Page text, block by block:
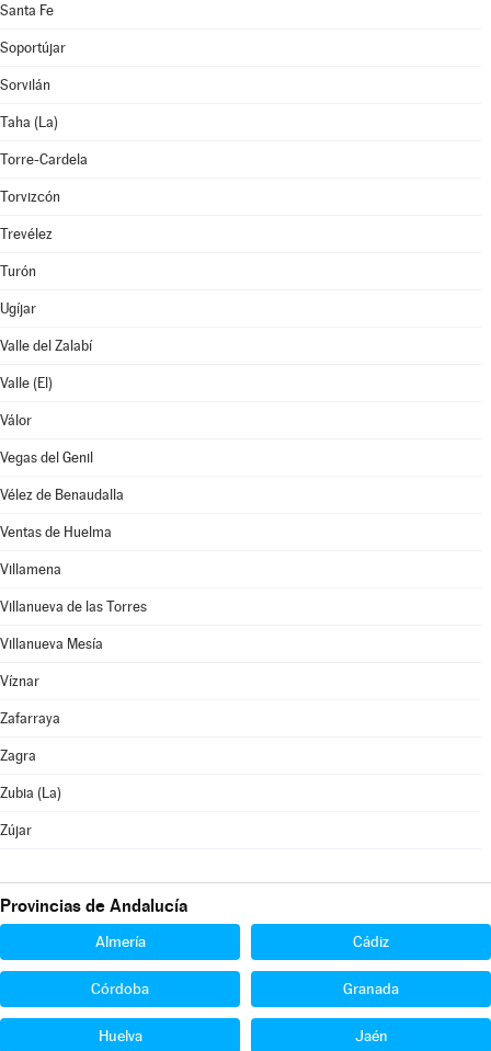
Santa Fe
Soportújar
Sorvilán
Taha (La)
Torre-Cardela
Torvizcón
Trevélez
Turón
Ugíjar
Valle del Zalabí
Valle (El)
Válor
Vegas del Genil
Vélez de Benaudalla
Ventas de Huelma
Villamena
Villanueva de las Torres
Villanueva Mesía
Víznar
Zafarraya
Zagra
Zubia (La)
Zújar
Provincias de Andalucía
Almería Cádiz
Córdoba Granada
Huelva Jaén